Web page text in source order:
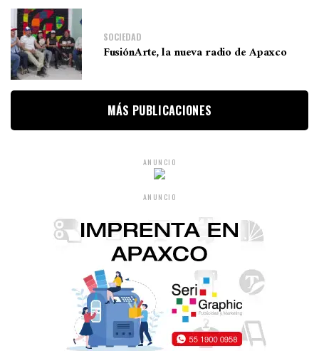
SOCIEDAD
FusiónArte, la nueva radio de Apaxco
MÁS PUBLICACIONES
ANUNCIO
ANUNCIO